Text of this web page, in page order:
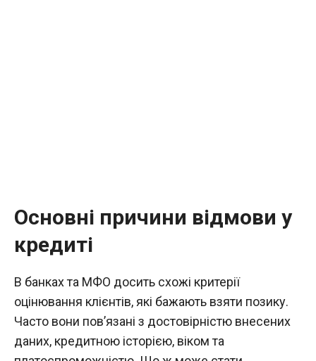
Основні причини відмови у
кредиті
В банках та МФО досить схожі критерії
оцінювання клієнтів, які бажають взяти позику.
Часто вони пов’язані з достовірністю внесених
даних, кредитною історією, віком та